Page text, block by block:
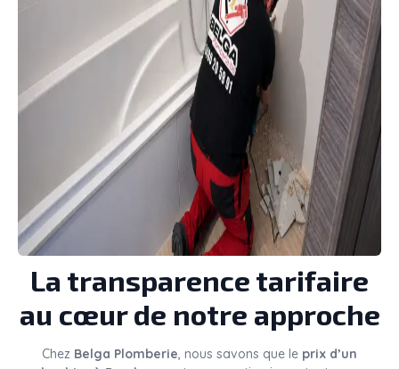
La transparence tarifaire
au cœur de notre approche
Chez Belga Plomberie, nous savons que le prix d’un